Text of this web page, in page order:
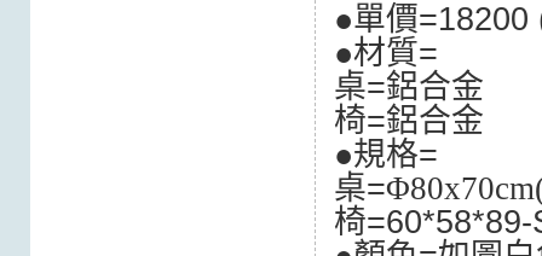
●單價
●材質=
桌=鋁合金
椅=鋁合金
●規格=
桌=
椅